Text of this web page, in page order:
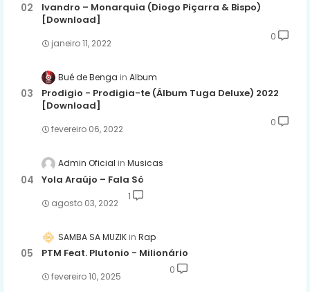
Ivandro – Monarquia (Diogo Piçarra & Bispo)
[Download]
janeiro 11, 2022
0
Bué de Benga Album
Prodigio - Prodigia-te (Álbum Tuga Deluxe) 2022
[Download]
fevereiro 06, 2022
0
Admin Oficial Musicas
Yola Araújo – Fala Só
agosto 03, 2022
1
SAMBA SA MUZIK Rap
PTM Feat. Plutonio - Milionário
fevereiro 10, 2025
0